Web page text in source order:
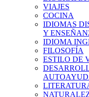
VIAJES
COCINA
IDIOMAS
Y
IDIOMA
FILOSOFÍA
ESTILO DE